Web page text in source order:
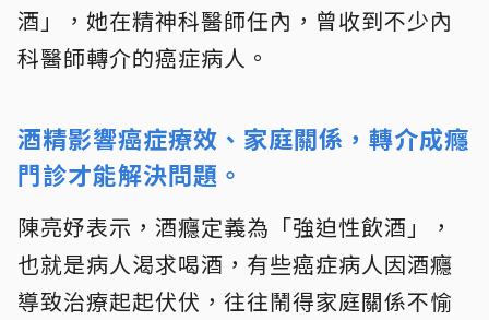
酒」，她在精神科醫師任內，曾收到不少內
科醫師轉介的癌症病人。
酒精影響癌症療效、家庭關係，轉介成癮
門診才能解決問題。
陳亮妤表示，酒癮定義為「強迫性飲酒」，
也就是病人渴求喝酒，有些癌症病人因酒癮
導致治療起起伏伏，往往鬧得家庭關係不愉